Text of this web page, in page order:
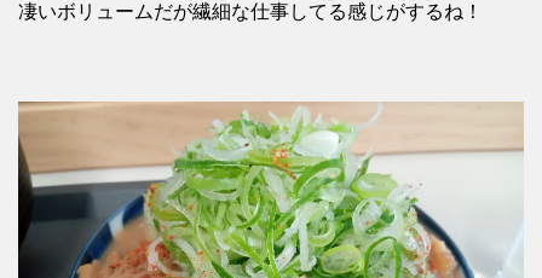
凄いボリュームだが繊細な仕事してる感じがするね！